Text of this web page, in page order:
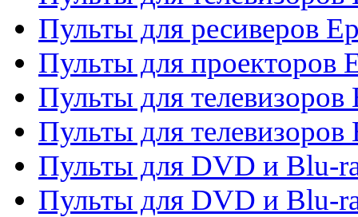
Пульты для ресиверов
Пульты для проекторов
Пульты для телевизоров
Пульты для телевизоров
Пульты для DVD и Blu-
Пульты для DVD и Blu-